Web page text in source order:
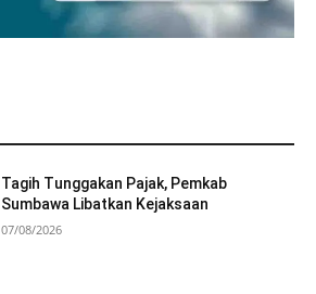
Tagih Tunggakan Pajak, Pemkab
Sumbawa Libatkan Kejaksaan
07/08/2026